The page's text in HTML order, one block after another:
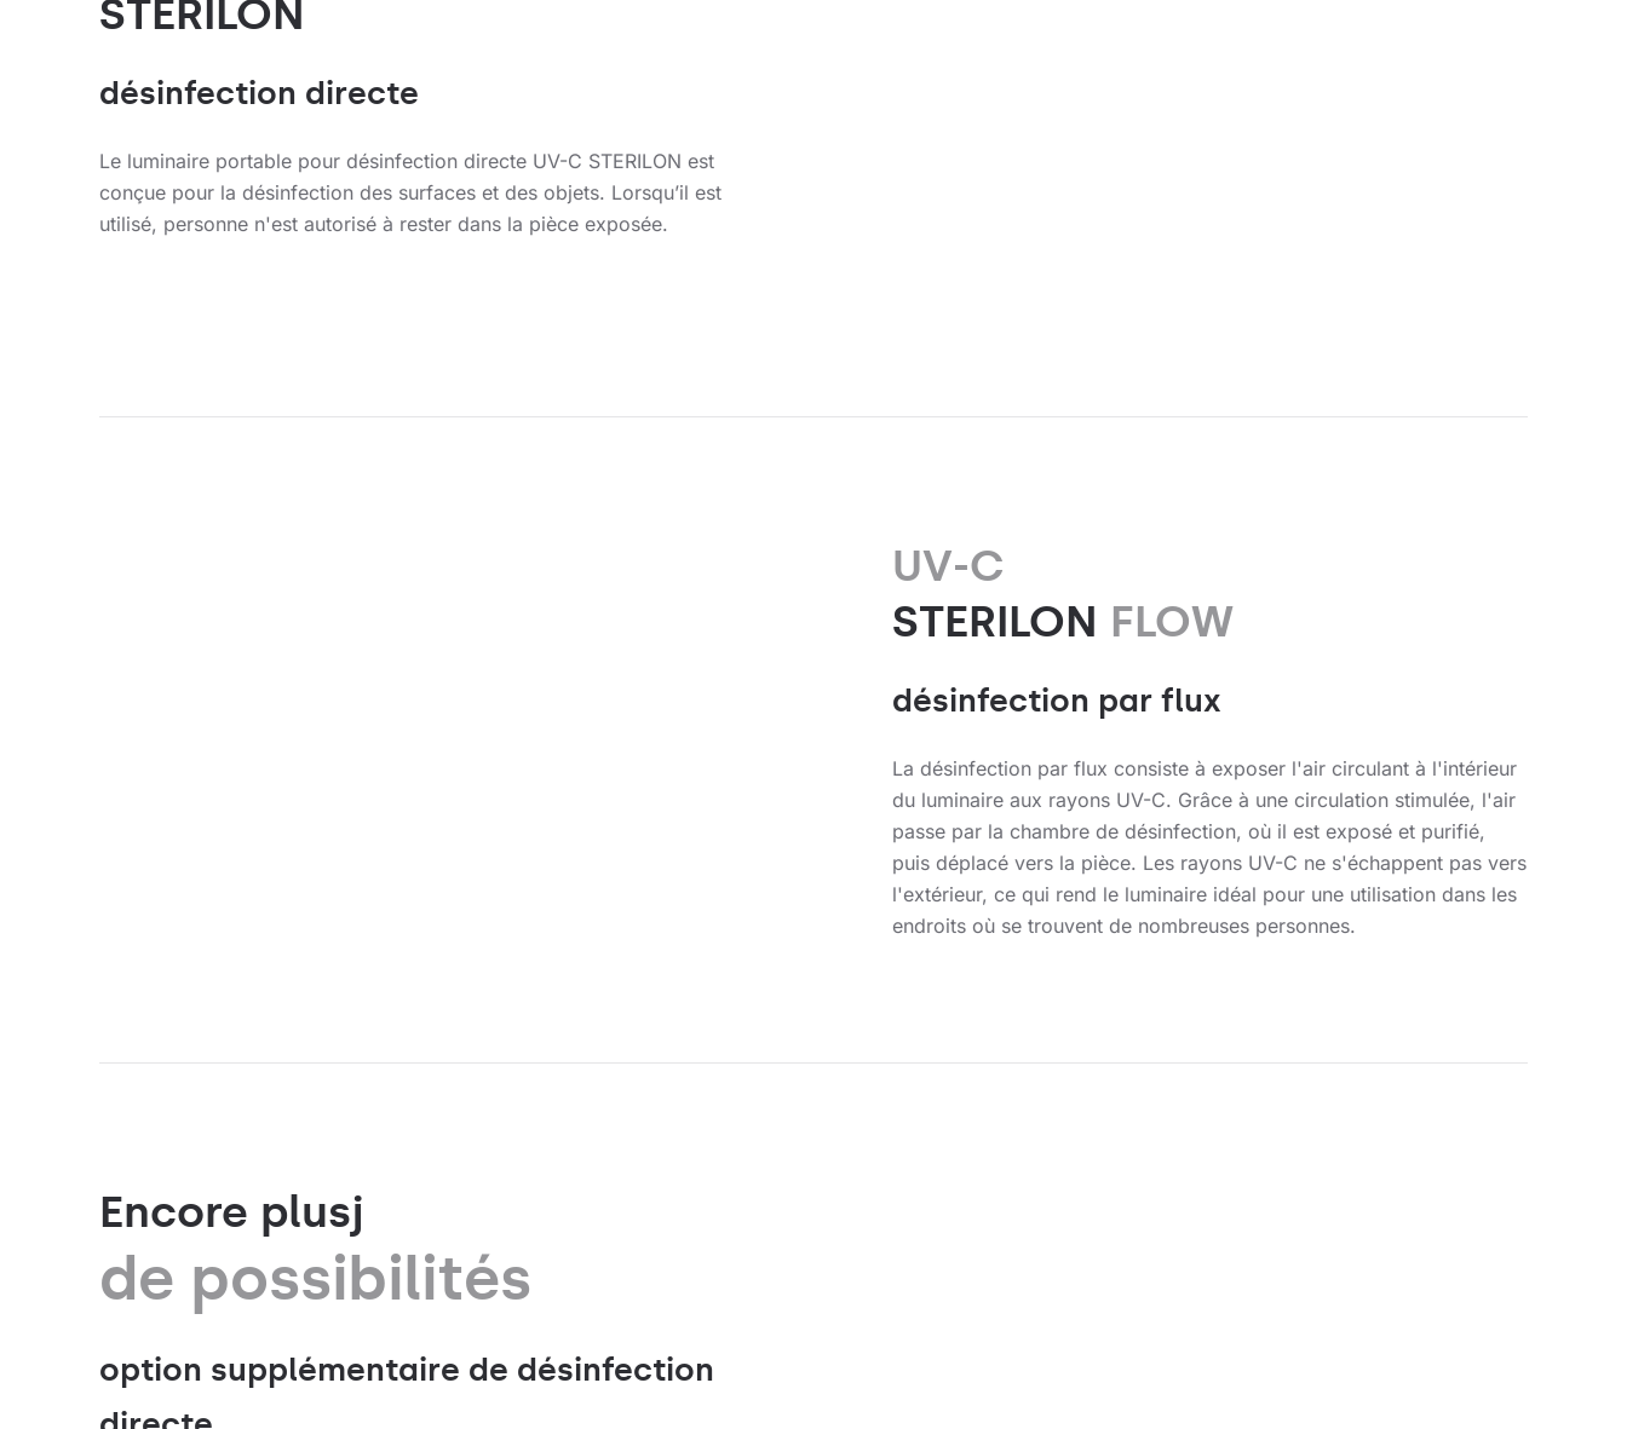
STERILON
désinfection directe
Le luminaire portable pour désinfection directe UV-C STERILON est
conçue pour la désinfection des surfaces et des objets. Lorsqu’il est
utilisé, personne n'est autorisé à rester dans la pièce exposée.
UV-C
STERILON FLOW
désinfection par flux
La désinfection par flux consiste à exposer l'air circulant à l'intérieur
du luminaire aux rayons UV-C. Grâce à une circulation stimulée, l'air
passe par la chambre de désinfection, où il est exposé et purifié,
puis déplacé vers la pièce. Les rayons UV-C ne s'échappent pas vers
l'extérieur, ce qui rend le luminaire idéal pour une utilisation dans les
endroits où se trouvent de nombreuses personnes.
Encore plusj
de possibilités
option supplémentaire de désinfection